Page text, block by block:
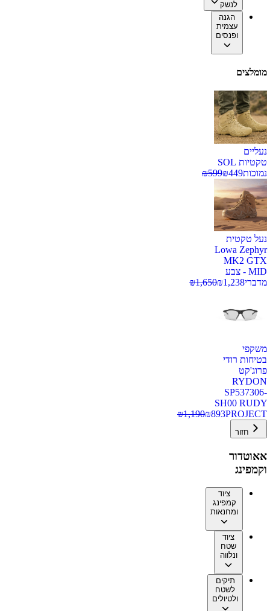
לנשק
הגנה
עצמית
ופנסים
מומלצים
נעליים
טקטיות SOL
נמוכות
₪449
₪599
נעל טקטית
Lowa Zephyr
MK2 GTX
MID - צבע
מדברי
₪1,238
₪1,650
משקפי
בטיחות רודי
פרוג'קט
RYDON
SP537306-
SH00 RUDY
PROJECT
₪893
₪1,190
חזור
אאוטדור
וקמפינג
ציוד
קמפינג
ומחנאות
ציוד
שטח
ונלווה
תיקים
לשטח
ולטיולים